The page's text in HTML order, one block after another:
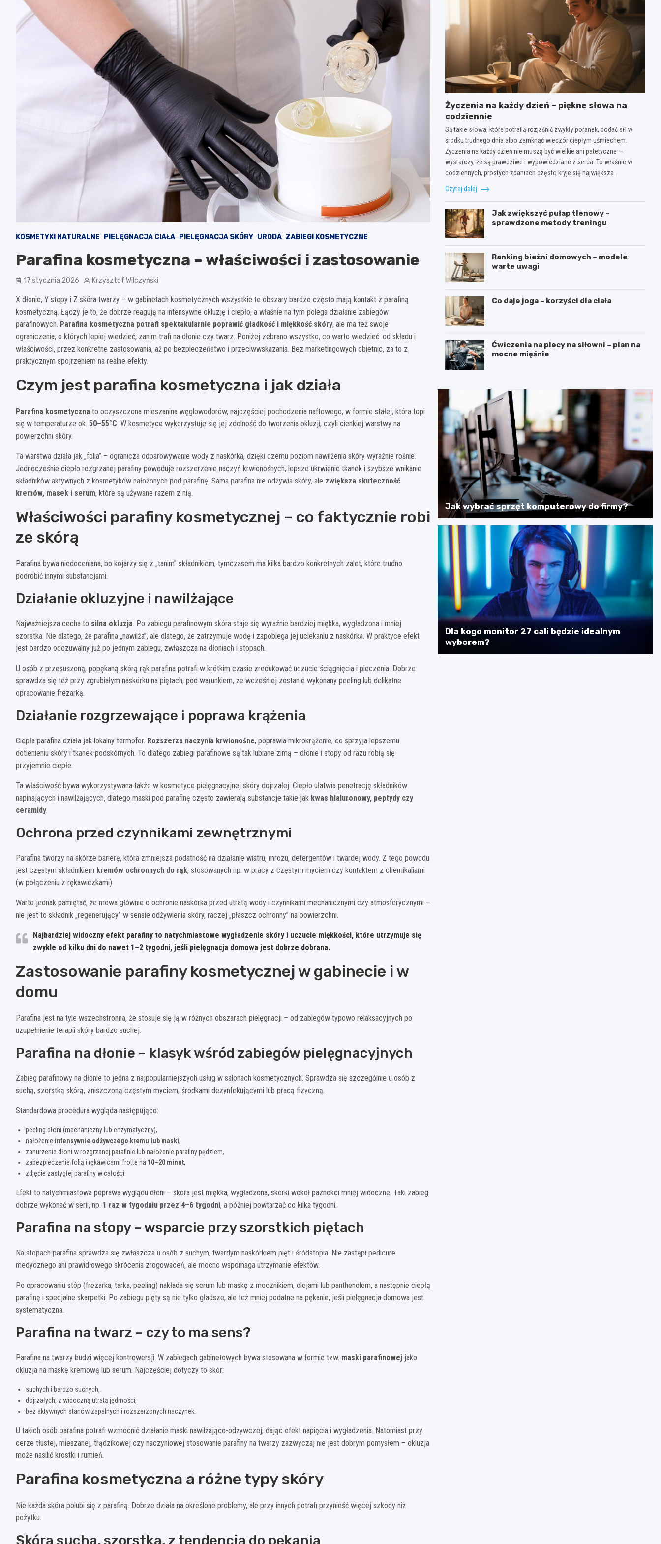
KOSMETYKI NATURALNE PIELĘGNACJA CIAŁA PIELĘGNACJA SKÓRY URODA ZABIEGI KOSMETYCZNE
Parafina kosmetyczna – właściwości i zastosowanie
17 stycznia 2026 Krzysztof Wilczyński
X dłonie, Y stopy i Z skóra twarzy – w gabinetach kosmetycznych wszystkie te obszary bardzo często mają kontakt z parafiną
kosmetyczną. Łączy je to, że dobrze reagują na intensywne okluzję i ciepło, a właśnie na tym polega działanie zabiegów
parafinowych. Parafina kosmetyczna potrafi spektakularnie poprawić gładkość i miękkość skóry, ale ma też swoje
ograniczenia, o których lepiej wiedzieć, zanim trafi na dłonie czy twarz. Poniżej zebrano wszystko, co warto wiedzieć: od składu i
właściwości, przez konkretne zastosowania, aż po bezpieczeństwo i przeciwwskazania. Bez marketingowych obietnic, za to z
praktycznym spojrzeniem na realne efekty.
Czym jest parafina kosmetyczna i jak działa
Parafina kosmetyczna to oczyszczona mieszanina węglowodorów, najczęściej pochodzenia naftowego, w formie stałej, która topi
się w temperaturze ok. 50–55°C. W kosmetyce wykorzystuje się jej zdolność do tworzenia okluzji, czyli cienkiej warstwy na
powierzchni skóry.
Ta warstwa działa jak „folia” – ogranicza odparowywanie wody z naskórka, dzięki czemu poziom nawilżenia skóry wyraźnie rośnie.
Jednocześnie ciepło rozgrzanej parafiny powoduje rozszerzenie naczyń krwionośnych, lepsze ukrwienie tkanek i szybsze wnikanie
składników aktywnych z kosmetyków nałożonych pod parafinę. Sama parafina nie odżywia skóry, ale zwiększa skuteczność
kremów, masek i serum, które są używane razem z nią.
Właściwości parafiny kosmetycznej – co faktycznie robi
ze skórą
Parafina bywa niedoceniana, bo kojarzy się z „tanim” składnikiem, tymczasem ma kilka bardzo konkretnych zalet, które trudno
podrobić innymi substancjami.
Działanie okluzyjne i nawilżające
Najważniejsza cecha to silna okluzja. Po zabiegu parafinowym skóra staje się wyraźnie bardziej miękka, wygładzona i mniej
szorstka. Nie dlatego, że parafina „nawilża”, ale dlatego, że zatrzymuje wodę i zapobiega jej uciekaniu z naskórka. W praktyce efekt
jest bardzo odczuwalny już po jednym zabiegu, zwłaszcza na dłoniach i stopach.
U osób z przesuszoną, popękaną skórą rąk parafina potrafi w krótkim czasie zredukować uczucie ściągnięcia i pieczenia. Dobrze
sprawdza się też przy zgrubiałym naskórku na piętach, pod warunkiem, że wcześniej zostanie wykonany peeling lub delikatne
opracowanie frezarką.
Działanie rozgrzewające i poprawa krążenia
Ciepła parafina działa jak lokalny termofor. Rozszerza naczynia krwionośne, poprawia mikrokrążenie, co sprzyja lepszemu
dotlenieniu skóry i tkanek podskórnych. To dlatego zabiegi parafinowe są tak lubiane zimą – dłonie i stopy od razu robią się
przyjemnie ciepłe.
Ta właściwość bywa wykorzystywana także w kosmetyce pielęgnacyjnej skóry dojrzałej. Ciepło ułatwia penetrację składników
napinających i nawilżających, dlatego maski pod parafinę często zawierają substancje takie jak kwas hialuronowy, peptydy czy
ceramidy.
Ochrona przed czynnikami zewnętrznymi
Parafina tworzy na skórze barierę, która zmniejsza podatność na działanie wiatru, mrozu, detergentów i twardej wody. Z tego powodu
jest częstym składnikiem kremów ochronnych do rąk, stosowanych np. w pracy z częstym myciem czy kontaktem z chemikaliami
(w połączeniu z rękawiczkami).
Warto jednak pamiętać, że mowa głównie o ochronie naskórka przed utratą wody i czynnikami mechanicznymi czy atmosferycznymi –
nie jest to składnik „regenerujący” w sensie odżywienia skóry, raczej „płaszcz ochronny” na powierzchni.
Najbardziej widoczny efekt parafiny to natychmiastowe wygładzenie skóry i uczucie miękkości, które utrzymuje się
zwykle od kilku dni do nawet 1–2 tygodni, jeśli pielęgnacja domowa jest dobrze dobrana.
Zastosowanie parafiny kosmetycznej w gabinecie i w
domu
Parafina jest na tyle wszechstronna, że stosuje się ją w różnych obszarach pielęgnacji – od zabiegów typowo relaksacyjnych po
uzupełnienie terapii skóry bardzo suchej.
Parafina na dłonie – klasyk wśród zabiegów pielęgnacyjnych
Zabieg parafinowy na dłonie to jedna z najpopularniejszych usług w salonach kosmetycznych. Sprawdza się szczególnie u osób z
suchą, szorstką skórą, zniszczoną częstym myciem, środkami dezynfekującymi lub pracą fizyczną.
Standardowa procedura wygląda następująco:
peeling dłoni (mechaniczny lub enzymatyczny),
nałożenie intensywnie odżywczego kremu lub maski,
zanurzenie dłoni w rozgrzanej parafinie lub nałożenie parafiny pędzlem,
zabezpieczenie folią i rękawicami frotte na 10–20 minut,
zdjęcie zastygłej parafiny w całości.
Efekt to natychmiastowa poprawa wyglądu dłoni – skóra jest miękka, wygładzona, skórki wokół paznokci mniej widoczne. Taki zabieg
dobrze wykonać w serii, np. 1 raz w tygodniu przez 4–6 tygodni, a później powtarzać co kilka tygodni.
Parafina na stopy – wsparcie przy szorstkich piętach
Na stopach parafina sprawdza się zwłaszcza u osób z suchym, twardym naskórkiem pięt i śródstopia. Nie zastąpi pedicure
medycznego ani prawidłowego skrócenia zrogowaceń, ale mocno wspomaga utrzymanie efektów.
Po opracowaniu stóp (frezarka, tarka, peeling) nakłada się serum lub maskę z mocznikiem, olejami lub panthenolem, a następnie ciepłą
parafinę i specjalne skarpetki. Po zabiegu pięty są nie tylko gładsze, ale też mniej podatne na pękanie, jeśli pielęgnacja domowa jest
systematyczna.
Parafina na twarz – czy to ma sens?
Parafina na twarzy budzi więcej kontrowersji. W zabiegach gabinetowych bywa stosowana w formie tzw. maski parafinowej jako
okluzja na maskę kremową lub serum. Najczęściej dotyczy to skór:
suchych i bardzo suchych,
dojrzałych, z widoczną utratą jędrności,
bez aktywnych stanów zapalnych i rozszerzonych naczynek.
U takich osób parafina potrafi wzmocnić działanie maski nawilżająco-odżywczej, dając efekt napięcia i wygładzenia. Natomiast przy
cerze tłustej, mieszanej, trądzikowej czy naczyniowej stosowanie parafiny na twarzy zazwyczaj nie jest dobrym pomysłem – okluzja
może nasilić krostki i rumień.
Parafina kosmetyczna a różne typy skóry
Nie każda skóra polubi się z parafiną. Dobrze działa na określone problemy, ale przy innych potrafi przynieść więcej szkody niż
pożytku.
Skóra sucha, szorstka, z tendencją do pękania
Życzenia na każdy dzień – piękne słowa na
codziennie
Są takie słowa, które potrafią rozjaśnić zwykły poranek, dodać sił w
środku trudnego dnia albo zamknąć wieczór ciepłym uśmiechem.
Życzenia na każdy dzień nie muszą być wielkie ani patetyczne —
wystarczy, że są prawdziwe i wypowiedziane z serca. To właśnie w
codziennych, prostych zdaniach często kryje się największa…
Czytaj dalej
Jak zwiększyć pułap tlenowy –
sprawdzone metody treningu
Ranking bieżni domowych – modele
warte uwagi
Co daje joga – korzyści dla ciała
Ćwiczenia na plecy na siłowni – plan na
mocne mięśnie
Jak wybrać sprzęt komputerowy do firmy?
Dla kogo monitor 27 cali będzie idealnym
wyborem?